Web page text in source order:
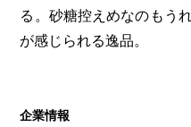
る。砂糖控えめなのもう
が感じられる逸品。
企業情報